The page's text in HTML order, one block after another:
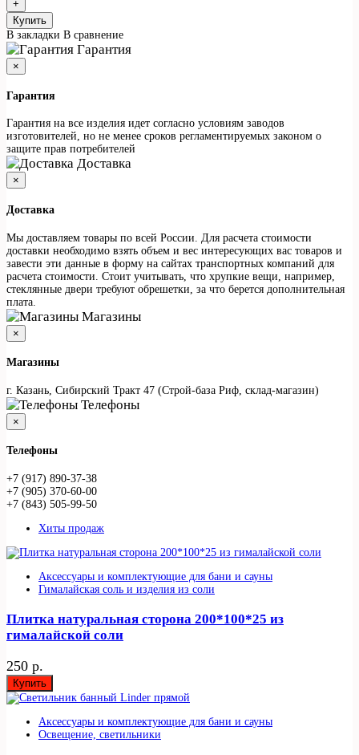
Купить
В закладки В сравнение
Гарантия
×
Гарантия
Гарантия на все изделия идет согласно условиям заводов
изготовителей, но не менее сроков регламентируемых законом о
защите прав потребителей
Доставка
×
Доставка
Мы доставляем товары по всей России. Для расчета стоимости
доставки необходимо взять объем и вес интересующих вас товаров и
завести эти данные в форму на сайтах транспортных компаний для
расчета стоимости. Стоит учитывать, что хрупкие вещи, например,
стеклянные двери требуют обрешетки, за что берется дополнительная
плата.
Магазины
×
Магазины
г. Казань, Сибирский Тракт 47 (Строй-база Риф, склад-магазин)
Телефоны
×
Телефоны
+7 (917) 890-37-38
+7 (905) 370-60-00
+7 (843) 505-99-50
Хиты продаж
Аксессуары и комплектующие для бани и сауны
Гималайская соль и изделия из соли
Плитка натуральная сторона 200*100*25 из
гималайской соли
250 р.
Купить
Аксессуары и комплектующие для бани и сауны
Освещение, светильники